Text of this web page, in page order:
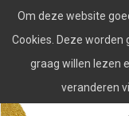
naar
inhoud
Om deze website
Cookies. Deze
graag willen lezen
veranderen